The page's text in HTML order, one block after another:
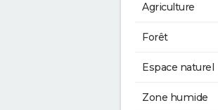
Agriculture
Forêt
Espace naturel
Zone humide